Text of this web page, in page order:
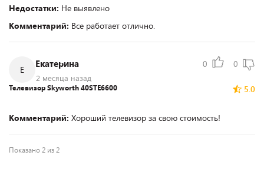
Недостатки: Не выявлено
Комментарий: Все работает отлично.
Е
Екатерина
2 месяца назад
0 0
5.0
Телевизор Skyworth 40STE6600
Комментарий: Хороший телевизор за свою стоимость!
Показано 2 из 2